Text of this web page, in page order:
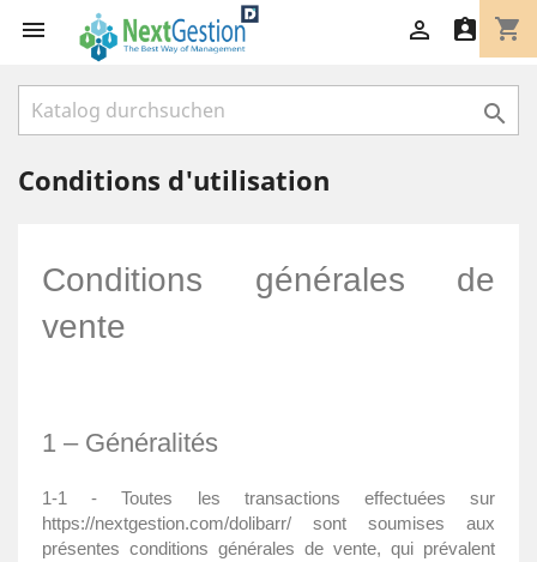
 shopping_cart
 

Conditions d'utilisation
Conditions générales de
vente
1 – Généralités
1-1 - Toutes les transactions effectuées sur
https://nextgestion.com/dolibarr/ sont soumises aux
présentes conditions générales de vente, qui prévalent